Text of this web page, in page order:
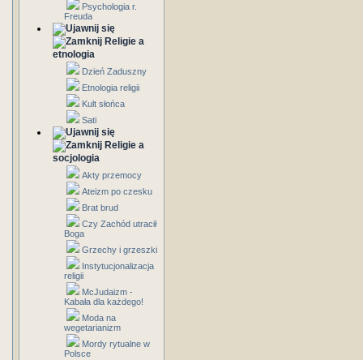
Psychologia r.
Freuda
Religie a
etnologia
Dzień Zaduszny
Etnologia religii
Kult słońca
Sati
Religie a
socjologia
Akty przemocy
Ateizm po czesku
Brat brud
Czy Zachód utracił
Boga
Grzechy i grzeszki
Instytucjonalizacja
religii
McJudaizm -
Kabała dla każdego!
Moda na
wegetarianizm
Mordy rytualne w
Polsce